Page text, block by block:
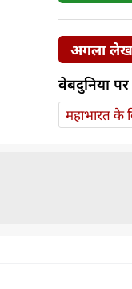
अगला लेख
वेबदुनिया
महाभारत के